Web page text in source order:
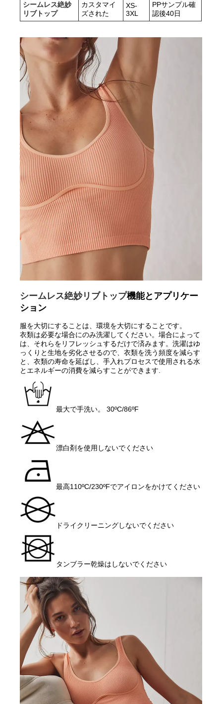
シームレス絶妙
リブトップ
カスタマイ
ズされた
XS-
3XL
PPサンプル確
認後40日
シームレス絶妙リブトップ機能とアプリケー
ション
服を大切にすることは、環境を大切にすることです。
衣類は必要な場合にのみ洗濯してください。場合によって
は、それらをリフレッシュするだけで済みます。洗濯はゆ
っくりと生地を劣化させるので、衣類を洗う頻度を減らす
と、衣類の寿命を延ばし、手入れプロセスで使用される水
とエネルギーの消費を減らすことができます.
最大で手洗い。 30ºC/86ºF
漂白剤を使用しないでください
最高110ºC/230ºFでアイロンをかけてください
ドライクリーニングしないでください
タンブラー乾燥はしないでください